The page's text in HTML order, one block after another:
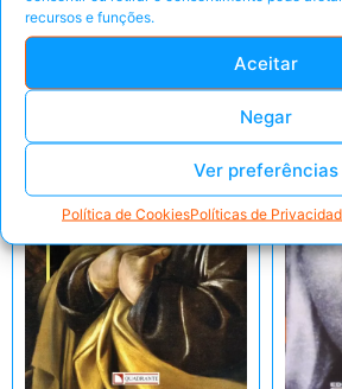
recursos e funções.
Aceitar
Negar
Ver preferências
Política de CookiesPolíticas de